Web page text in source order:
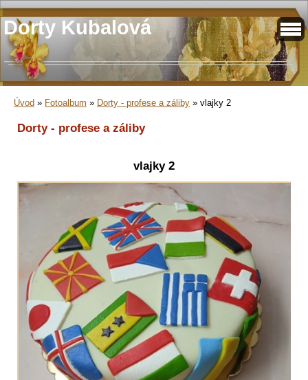
Dorty Kubalová
Úvod » Fotoalbum » Dorty - profese a záliby » vlajky 2
Dorty - profese a záliby
vlajky 2